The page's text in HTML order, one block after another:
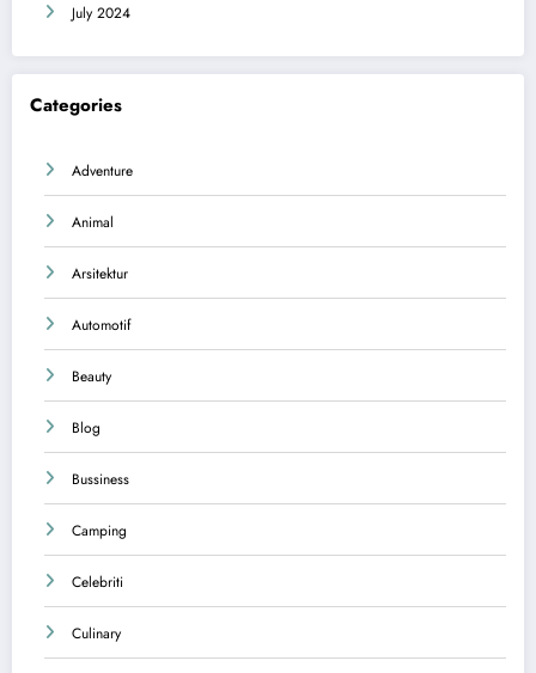
July 2024
Categories
Adventure
Animal
Arsitektur
Automotif
Beauty
Blog
Bussiness
Camping
Celebriti
Culinary